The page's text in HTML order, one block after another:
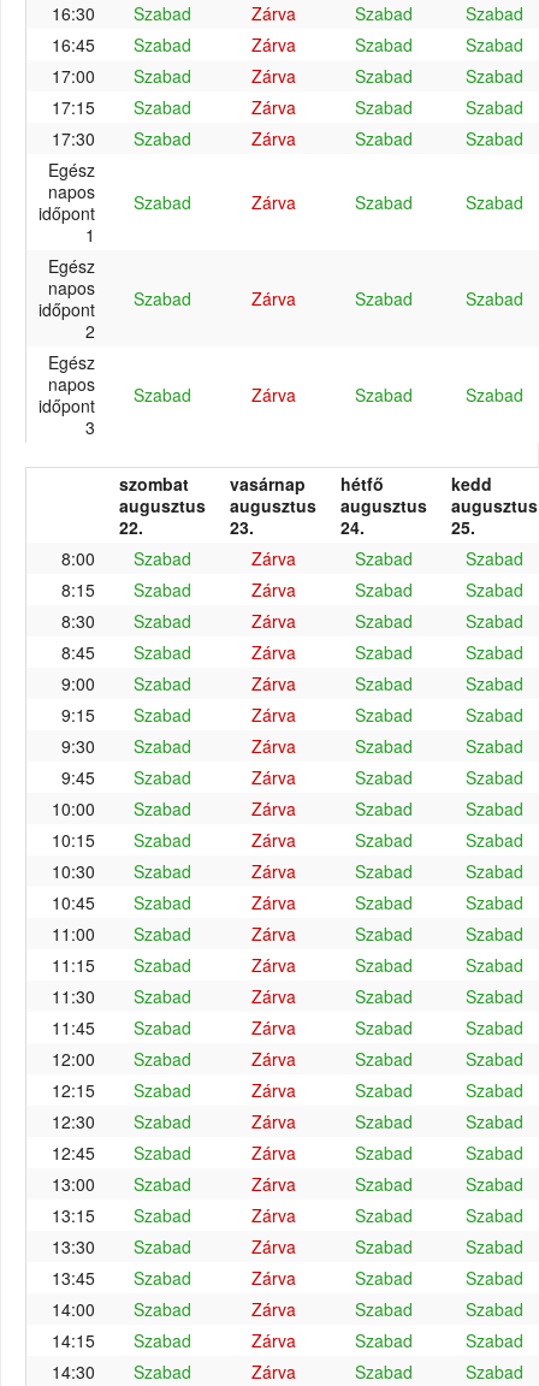
16:30 Szabad Zárva Szabad
Szabad
16:45
Szabad Zárva Szabad
Szabad
17:00
Szabad Zárva Szabad
Szabad
17:15
Szabad Zárva Szabad
Szabad
17:30
Szabad Zárva Szabad
Szabad
Egész
napos
időpont
1
Szabad Zárva Szabad Szabad
Egész
napos
időpont
2
Szabad Zárva Szabad Szabad
Egész
napos
időpont
3
Szabad Zárva Szabad Szabad
szombat
augusztus
22.
vasárnap
augusztus
23.
hétfő
augusztus
24.
kedd
augusztus
25.
8:00
Szabad Zárva Szabad
Szabad
8:15
Szabad Zárva Szabad
Szabad
8:30
Szabad Zárva Szabad
Szabad
8:45
Szabad Zárva Szabad
Szabad
9:00
Szabad Zárva Szabad
Szabad
9:15
Szabad Zárva Szabad
Szabad
9:30
Szabad Zárva Szabad
Szabad
9:45
Szabad Zárva Szabad
Szabad
10:00
Szabad Zárva Szabad
Szabad
10:15
Szabad Zárva Szabad
Szabad
10:30
Szabad Zárva Szabad
Szabad
10:45
Szabad Zárva Szabad
Szabad
11:00
Szabad Zárva Szabad
Szabad
11:15
Szabad Zárva Szabad
Szabad
11:30
Szabad Zárva Szabad
Szabad
11:45
Szabad Zárva Szabad
Szabad
12:00
Szabad Zárva Szabad
Szabad
12:15
Szabad Zárva Szabad
Szabad
12:30
Szabad Zárva Szabad
Szabad
12:45
Szabad Zárva Szabad
Szabad
13:00
Szabad Zárva Szabad
Szabad
13:15
Szabad Zárva Szabad
Szabad
13:30
Szabad Zárva Szabad
Szabad
13:45
Szabad Zárva Szabad
Szabad
14:00
Szabad Zárva Szabad
Szabad
14:15
Szabad Zárva Szabad
Szabad
14:30
Szabad Zárva Szabad
Szabad